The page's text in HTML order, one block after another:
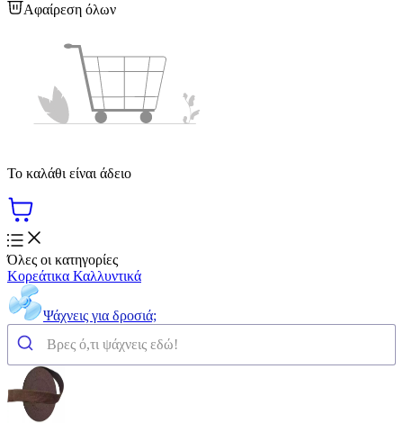
Αφαίρεση όλων
Το καλάθι είναι άδειο
Όλες οι κατηγορίες
Κορεάτικα Καλλυντικά
Ψάχνεις για δροσιά;